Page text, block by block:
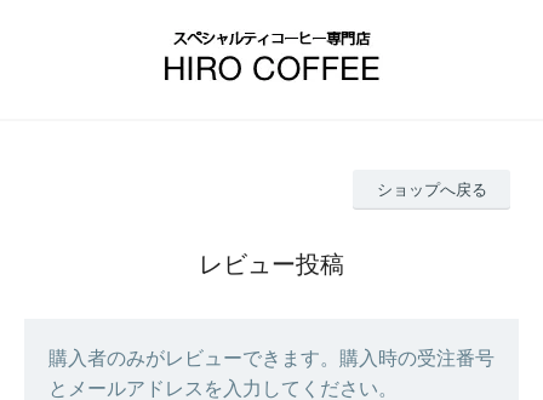
ショップへ戻る
レビュー投稿
購入者のみがレビューできます。購入時の受注番号
とメールアドレスを入力してください。